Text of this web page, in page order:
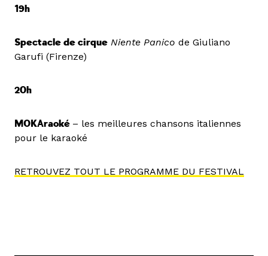
19h
Spectacle de cirque Niente Panico de Giuliano
Garufi (Firenze)
20h
MOKAraoké – les meilleures chansons italiennes
pour le karaoké
RETROUVEZ TOUT LE PROGRAMME DU FESTIVAL